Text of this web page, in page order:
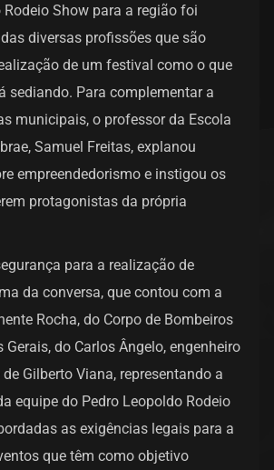
Rodeio Show para a região foi
diversas profissões que são
de um festival como o que
sediando. Para complementar a
municipais, o professor da Escola
Samuel Freitas, explanou
empreendedorismo e instigou os
protagonistas da própria
para a realização de
da conversa, que contou com a
Rocha, do Corpo de Bombeiros
do Carlos Ângelo, engenheiro
Gilberto Viana, representando a
equipe do Pedro Leopoldo Rodeio
as exigências legais para a
que têm como objetivo